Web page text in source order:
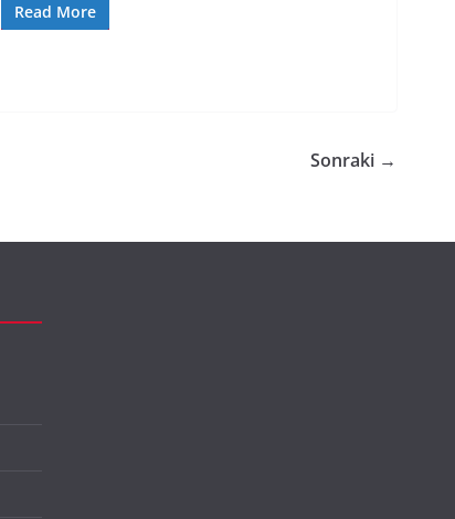
Read More
Sonraki →